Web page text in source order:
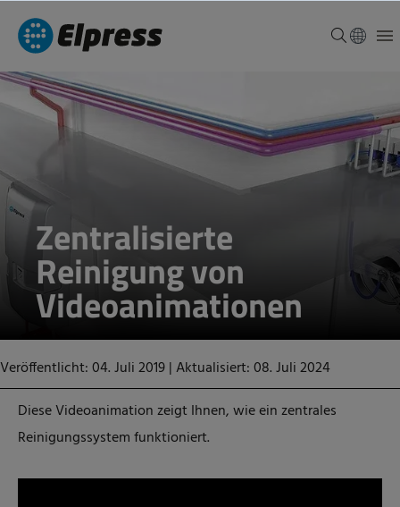
Zentralisierte
Reinigung von
Videoanimationen
Veröffentlicht: 04. Juli 2019|Aktualisiert: 08. Juli 2024
Diese Videoanimation zeigt Ihnen, wie ein zentrales
Reinigungssystem funktioniert.